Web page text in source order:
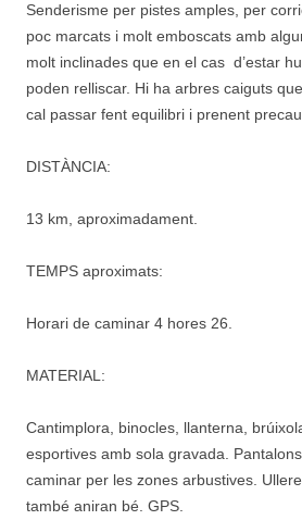
Senderisme per pistes amples, per
poc marcats i molt emboscats amb
molt inclinades que en el cas d’estar
poden relliscar. Hi ha arbres caiguts
cal passar fent equilibri i prenent
DISTÀNCIA:
13 km, aproximadament.
TEMPS aproximats:
Horari de caminar 4 hores 26.
MATERIAL:
Cantimplora, binocles, llanterna,
esportives amb sola gravada.
caminar per les zones arbustives.
també aniran bé. GPS.